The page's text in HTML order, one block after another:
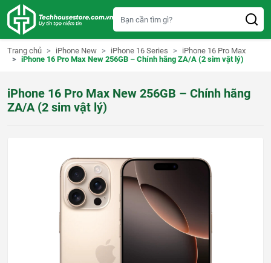
Trang chủ iPhone New iPhone 16 Series
iPhone 16 Pro Max
iPhone 16 Pro Max New 256GB – Chính hãng ZA/A (2 sim vật lý)
iPhone 16 Pro Max New 256GB – Chính hãng
ZA/A (2 sim vật lý)